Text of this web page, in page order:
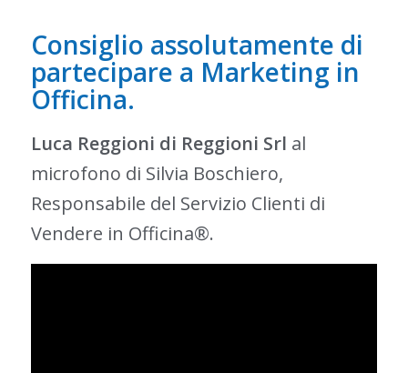
Consiglio assolutamente di
partecipare a Marketing in
Officina.
Luca Reggioni di Reggioni Srl al
microfono di Silvia Boschiero,
Responsabile del Servizio Clienti di
Vendere in Officina®.